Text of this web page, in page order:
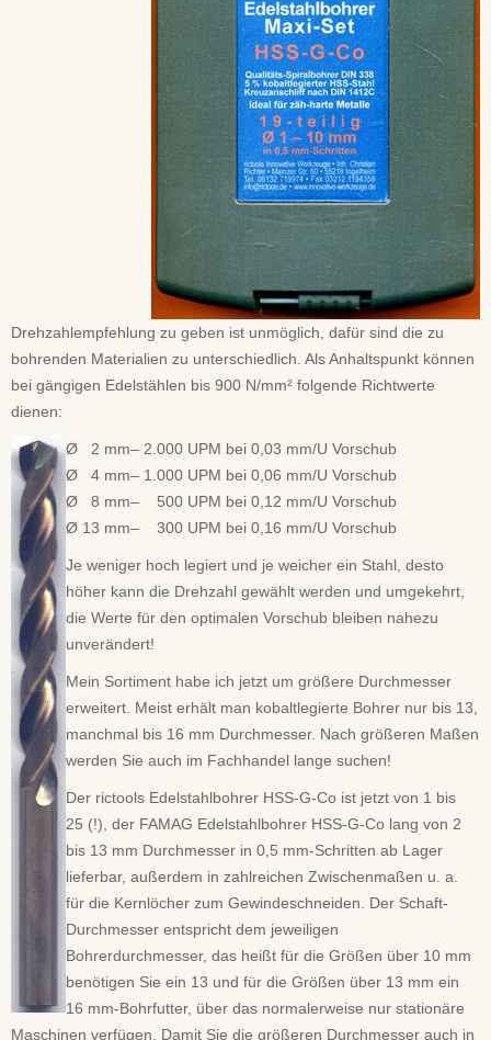
Drehzahlempfehlung zu geben ist unmöglich, dafür sind die zu
bohrenden Materialien zu unterschiedlich. Als Anhaltspunkt können
bei gängigen Edelstählen bis 900 N/mm² folgende Richtwerte
dienen:
Ø 2 mm– 2.000 UPM bei 0,03 mm/U Vorschub
Ø 4 mm– 1.000 UPM bei 0,06 mm/U Vorschub
Ø 8 mm– 500 UPM bei 0,12 mm/U Vorschub
Ø 13 mm– 300 UPM bei 0,16 mm/U Vorschub
Je weniger hoch legiert und je weicher ein Stahl, desto
höher kann die Drehzahl gewählt werden und umgekehrt,
die Werte für den optimalen Vorschub bleiben nahezu
unverändert!
Mein Sortiment habe ich jetzt um größere Durchmesser
erweitert. Meist erhält man kobaltlegierte Bohrer nur bis 13,
manchmal bis 16 mm Durchmesser. Nach größeren Maßen
werden Sie auch im Fachhandel lange suchen!
Der rictools Edelstahlbohrer HSS-G-Co ist jetzt von 1 bis
25 (!), der FAMAG Edelstahlbohrer HSS-G-Co lang von 2
bis 13 mm Durchmesser in 0,5 mm-Schritten ab Lager
lieferbar, außerdem in zahlreichen Zwischenmaßen u. a.
für die Kernlöcher zum Gewindeschneiden. Der Schaft-
Durchmesser entspricht dem jeweiligen
Bohrerdurchmesser, das heißt für die Größen über 10 mm
benötigen Sie ein 13 und für die Größen über 13 mm ein
16 mm-Bohrfutter, über das normalerweise nur stationäre
Maschinen verfügen. Damit Sie die größeren Durchmesser auch in